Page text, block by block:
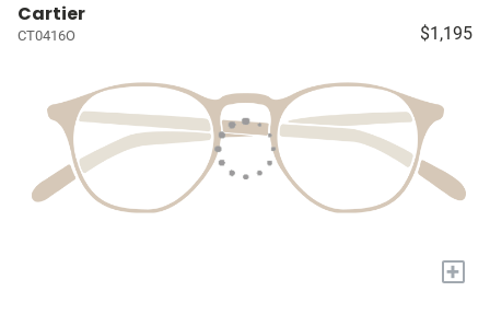
Cartier
CT0416O $1,195
+